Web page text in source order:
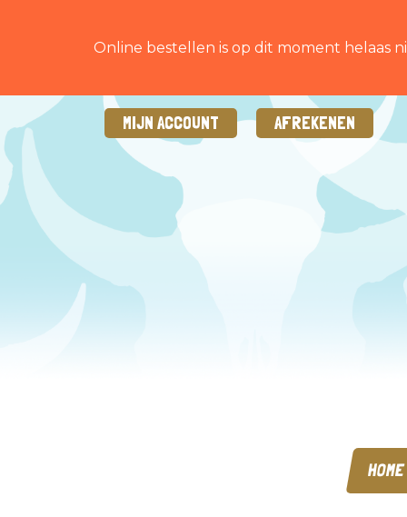
Online bestellen is op dit moment helaas
MIJN ACCOUNT AFREKENEN
HOME